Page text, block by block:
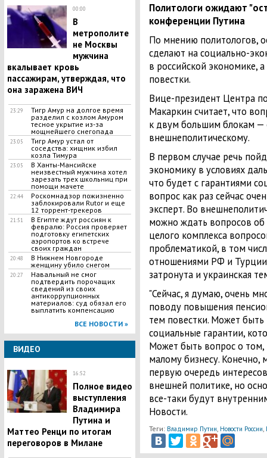
00:00
В
метрополите
не Москвы
мужчина
вкалывает кровь
пассажирам, утверждая, что
она заражена ВИЧ
23:29
Тигр Амур на долгое время
разделил с козлом Амуром
тесное укрытие из-за
мощнейшего снегопада
23:05
Тигр Амур устал от
соседства: хищник избил
козла Тимура
23:05
В Ханты-Мансийске
неизвестный мужчина хотел
зарезать трех школьниц при
помощи мачете
22:44
Роскомнадзор пожизненно
заблокировали Rutor и еще
12 торрент-трекеров
21:51
В Египте ждут россиян к
февралю: Россия проверяет
подготовку египетских
аэропортов ко встрече
своих граждан
20:48
В Нижнем Новгороде
женщину убило снегом
20:27
Навальный не смог
подтвердить порочащих
сведений из своих
антикоррупционных
материалов: суд обязал его
выплатить компенсацию
ВСЕ НОВОСТИ »
ВИДЕО
16:52
Полное видео
выступления
Владимира
Путина и
Маттео Ренци по итогам
переговоров в Милане
Политологи ожидают
конференции Путина
По мнению политологов,
сделают на социально-
в российской экономике,
повестки.
Вице-президент Центра
Макаркин считает, что
к двум большим блокам —
внешнеполитическому.
В первом случае речь
экономику в условиях
что будет с гарантиями
вопрос как раз сейчас
эксперт. Во
можно ждать вопросов об
целого комплекса
проблематикой, в том
отношениями РФ и
затронута и украинская
"Сейчас, я думаю, очень
поводу повышения
тем повестки. Может быть
социальные гарантии,
Может быть вопрос о том,
малому бизнесу.
первую очередь
внешней политике, но
все-таки будут
Новости.
Теги: Владимир Путин Новости России